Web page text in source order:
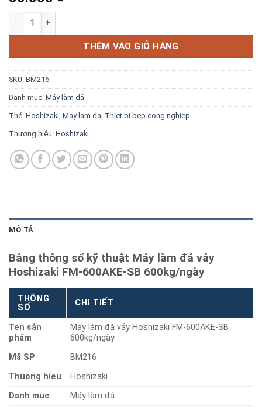
Blog kiến thức
Máy làm đá vảy Hoshizaki FM-600AKE-SB 600kg/ngày số lượng
THÊM VÀO GIỎ HÀNG
SKU: BM216
Danh mục: Máy làm đá
Thẻ: Hoshizaki May lam da Thiet bi bep cong nghiep
Thương hiệu: Hoshizaki
MÔ TẢ
Bảng thông số kỹ thuật Máy làm đá vảy
Hoshizaki FM-600AKE-SB 600kg/ngày
THÔNG
SỐ
CHI TIẾT
Ten sản
phẩm
Máy làm đá vảy Hoshizaki FM-600AKE-SB
600kg/ngày
Mã SP
BM216
Thuong hieu
Hoshizaki
Danh muc
Máy làm đá